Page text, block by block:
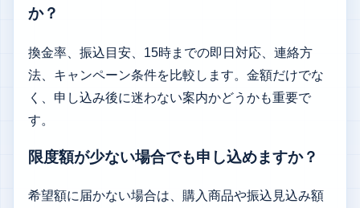
か？
換金率、振込目安、15時までの即日対応、連絡方
法、キャンペーン条件を比較します。金額だけでな
く、申し込み後に迷わない案内かどうかも重要で
す。
限度額が少ない場合でも申し込めますか？
希望額に届かない場合は、購入商品や振込見込み額